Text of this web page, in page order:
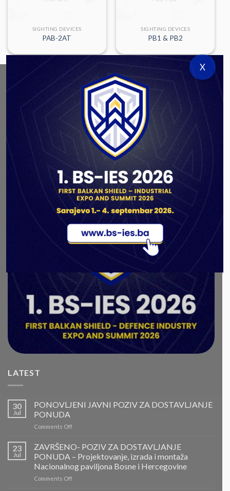
SIGHTING DEVICES
PAB-2AT
SIGHTING DEVICES
PB1 & PB2
ABOUT US
As a government authorized defense industry
concern,
Unis GROUPis the leading exporter of weapons
and military equipment in Bosnia and Herzegovina.
LATEST
30
Jul
PONOVLJENI JAVNI POZIV ZA DOSTAVLJANJE
PONUDA
Comments Offon
JAVNI
POZIV
ZA
DOSTAVLJANJE
PONUDA
23
Jul
ZAVRŠENO- POZIV ZA DOSTAVLJANJE
PONUDA – Projektovanje, izrada i montaža
Nacionalnog paviljona Bosne i Hercegovine
Comments Offon
X